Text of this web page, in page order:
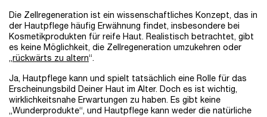
Die Zellregeneration ist ein wissenschaftliches Konzept, das in
der Hautpflege häufig Erwähnung findet, insbesondere bei
Kosmetikprodukten für reife Haut. Realistisch betrachtet, gibt
es keine Möglichkeit, die Zellregeneration umzukehren oder
„rückwärts zu altern“.
Ja, Hautpflege kann und spielt tatsächlich eine Rolle für das
Erscheinungsbild Deiner Haut im Alter. Doch es ist wichtig,
wirklichkeitsnahe Erwartungen zu haben. Es gibt keine
„Wunderprodukte“, und Hautpflege kann weder die natürliche